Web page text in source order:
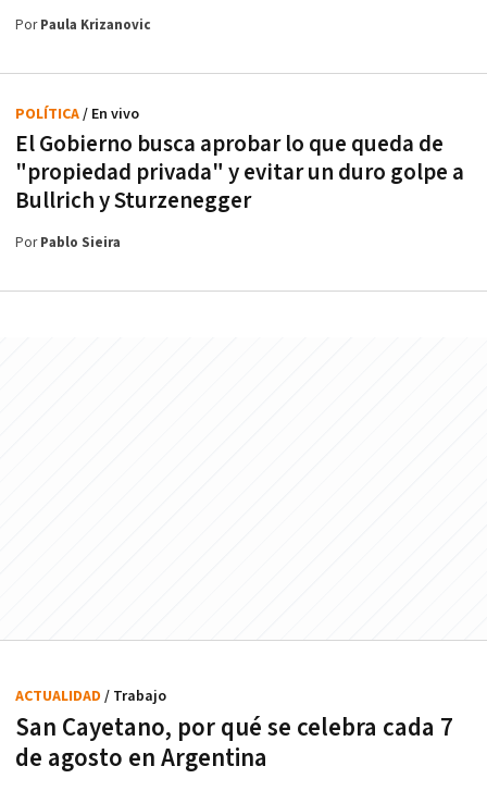
PorPaula Krizanovic
El Gobierno busca aprobar lo que queda de
"propiedad privada" y evitar un duro golpe a
Bullrich y Sturzenegger
POLÍTICA/ En vivo
PorPablo Sieira
San Cayetano, por qué se celebra cada 7
de agosto en Argentina
ACTUALIDAD / Trabajo